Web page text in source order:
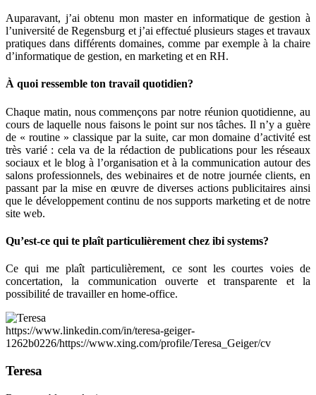
Auparavant, j’ai obtenu mon master en informatique de gestion à
l’université de Regensburg et j’ai effectué plusieurs stages et travaux
pratiques dans différents domaines, comme par exemple à la chaire
d’informatique de gestion, en marketing et en RH.
À quoi ressemble ton travail quotidien?
Chaque matin, nous commençons par notre réunion quotidienne, au
cours de laquelle nous faisons le point sur nos tâches. Il n’y a guère
de « routine » classique par la suite, car mon domaine d’activité est
très varié : cela va de la rédaction de publications pour les réseaux
sociaux et le blog à l’organisation et à la communication autour des
salons professionnels, des webinaires et de notre journée clients, en
passant par la mise en œuvre de diverses actions publicitaires ainsi
que le développement continu de nos supports marketing et de notre
site web.
Qu’est-ce qui te plaît particulièrement chez ibi systems?
Ce qui me plaît particulièrement, ce sont les courtes voies de
concertation, la communication ouverte et transparente et la
possibilité de travailler en home-office.
https://www.linkedin.com/in/teresa-geiger-
1262b0226/https://www.xing.com/profile/Teresa_Geiger/cv
Teresa